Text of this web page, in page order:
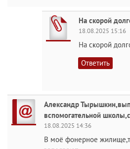
На скорой
18.08.2025 15:16
На скорой
Ответить
Александр
вспомогательной
18.08.2025 14:36
В моё фонерное